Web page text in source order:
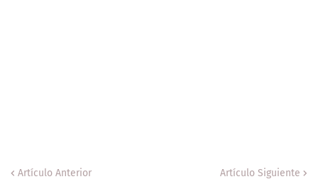
Artículo Anterior Artículo Siguiente